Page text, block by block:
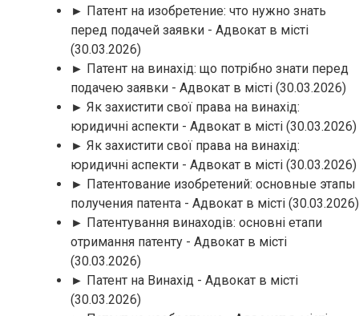
► Патент на изобретение: что нужно знать
перед подачей заявки - Адвокат в місті
(30.03.2026)
► Патент на винахід: що потрібно знати перед
подачею заявки - Адвокат в місті (30.03.2026)
► Як захистити свої права на винахід:
юридичні аспекти - Адвокат в місті (30.03.2026)
► Як захистити свої права на винахід:
юридичні аспекти - Адвокат в місті (30.03.2026)
► Патентование изобретений: основные этапы
получения патента - Адвокат в місті (30.03.2026)
► Патентування винаходів: основні етапи
отримання патенту - Адвокат в місті
(30.03.2026)
► Патент на Винахід - Адвокат в місті
(30.03.2026)